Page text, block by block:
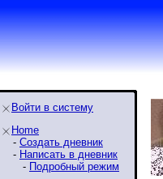
Войти в систему
Home
- Создать дневник
- Написать в дневник
- Подробный режим